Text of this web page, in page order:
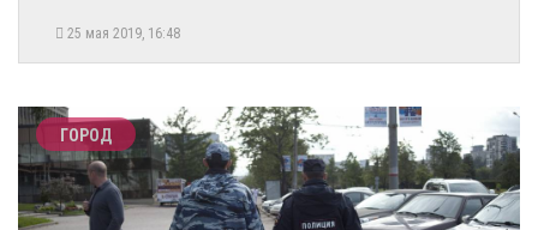
25 мая 2019, 16:48
ГОРОД